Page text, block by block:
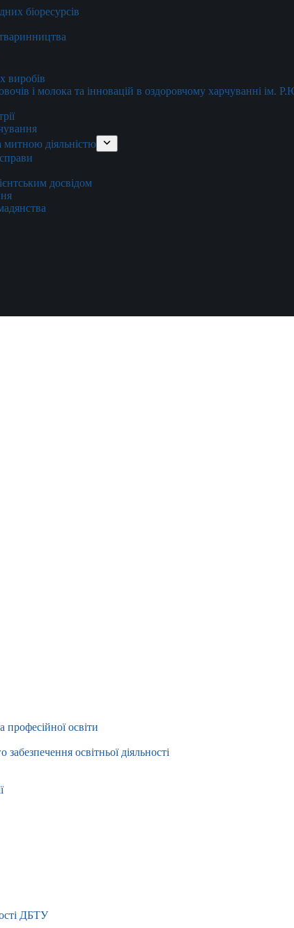
біоресурсів
виробів
і молока та інновацій в оздоровчому харчуванні ім.
митною діяльністю
досвідом
освіти
освітньої діяльності
ДБТУ